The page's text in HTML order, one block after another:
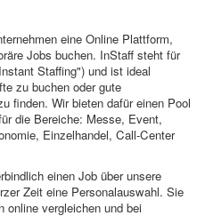
eine Online Plattform,
Jobs buchen. InStaff steht für
Staffing") und ist ideal
zu buchen oder gute
finden. Wir bieten dafür einen Pool
die Bereiche: Messe, Event,
Einzelhandel, Call-Center
einen Job über unsere
Zeit eine Personalauswahl. Sie
online vergleichen und bei